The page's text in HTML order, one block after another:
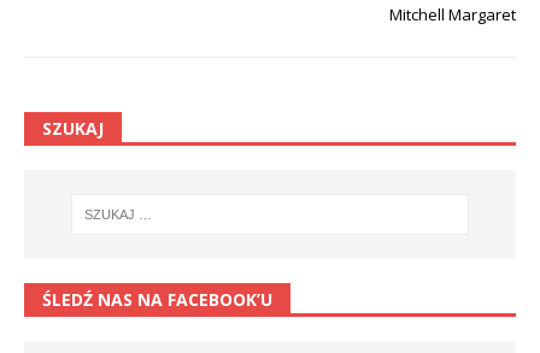
Mitchell Margaret
SZUKAJ
ŚLEDŹ NAS NA FACEBOOK’U